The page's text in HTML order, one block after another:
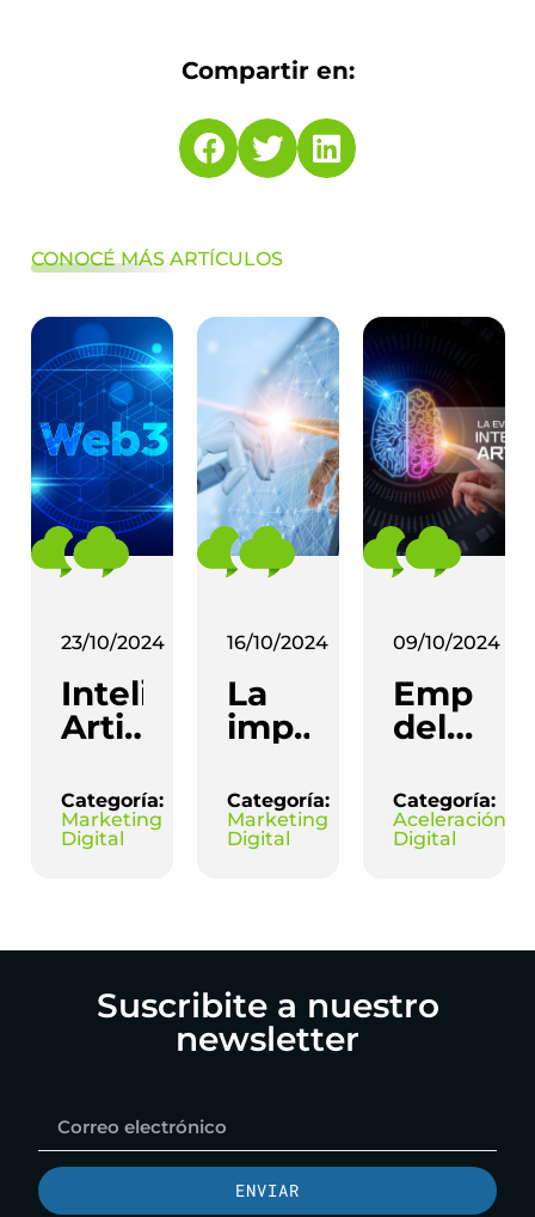
Compartir en:
CONOCÉ MÁS ARTÍCULOS
23/10/2024
Inteligencia
Artificial
Marketing:
Cómo
integrar
en
Estrategia
Categoría:
Marketing
Digital
16/10/2024
La
importancia
detectar
textos
redactados
Artificial
en
Marketing
Digital
Categoría:
Marketing
Digital
09/10/2024
del
Cómo
la IA
Está
ADN
Categoría:
Aceleración
Digital
Suscribite a nuestro
newsletter
ENVIAR